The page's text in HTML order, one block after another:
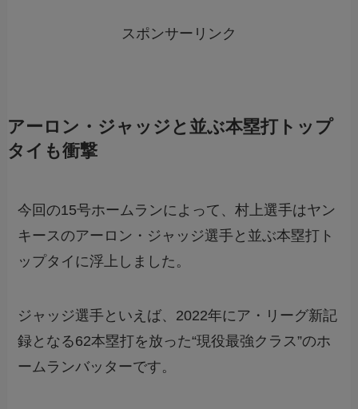
スポンサーリンク
アーロン・ジャッジと並ぶ本塁打トップ
タイも衝撃
今回の15号ホームランによって、村上選手はヤン
キースのアーロン・ジャッジ選手と並ぶ本塁打ト
ップタイに浮上しました。
ジャッジ選手といえば、2022年にア・リーグ新記
録となる62本塁打を放った“現役最強クラス”のホ
ームランバッターです。